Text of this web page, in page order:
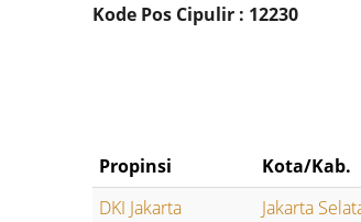
Kode Pos Cipulir : 12230
Propinsi Kota/Kab.
DKI Jakarta
Jakarta